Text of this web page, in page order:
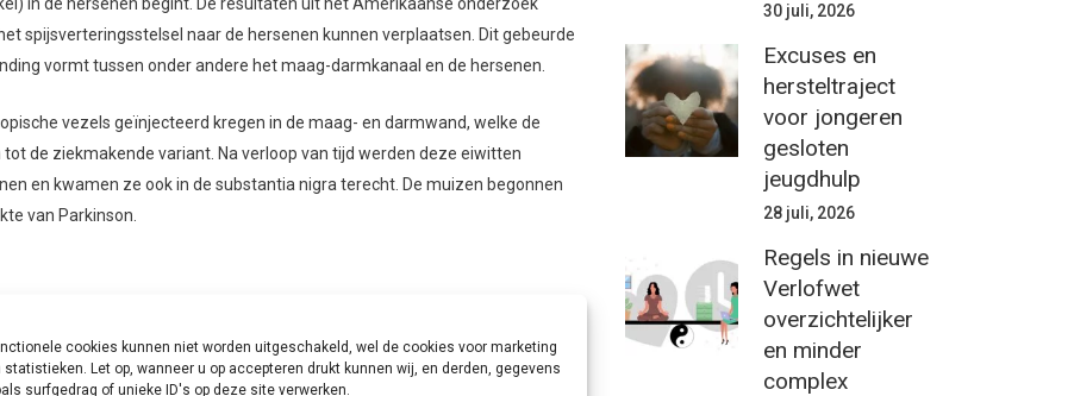
cookies kunnen niet worden uitgeschakeld, wel de cookies voor marketing
statistieken. Let op, wanneer u op accepteren drukt kunnen wij, en derden, gegevens
surfgedrag of unieke ID's op deze site verwerken.
in de hersenen begint. De resultaten uit het Amerikaanse onderzoek
spijsverteringsstelsel naar de hersenen kunnen verplaatsen. Dit gebeurde
vormt tussen onder andere het maag-darmkanaal en de hersenen.
vezels geïnjecteerd kregen in de maag- en darmwand, welke de
de ziekmakende variant. Na verloop van tijd werden deze eiwitten
en kwamen ze ook in de substantia nigra terecht. De muizen begonnen
van Parkinson.
bij de verspreiding van de eiwitten, werd bij sommige muizen een deel
de eiwitten niet teruggevonden in de hersenen en ontstond geen
is bij de migratie vanuit het maag-darmkanaal naar het brein. Ook bij
30 juli, 2026
Excuses en
hersteltraject
voor jongeren
gesloten
jeugdhulp
28 juli, 2026
Regels in nieuwe
Verlofwet
overzichtelijker
en minder
complex